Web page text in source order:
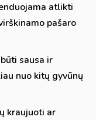
atlikti
pašaro
sausa ir
nuo kitų gyvūnų
kraujuoti ar